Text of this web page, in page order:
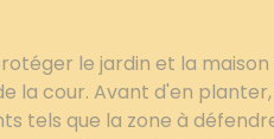
le jardin et la
la cour. Avant d'en
tels que la zone à